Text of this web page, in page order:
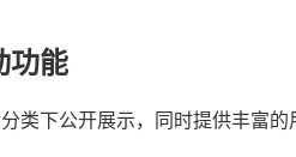
功能
类下公开展示，同时提供丰富